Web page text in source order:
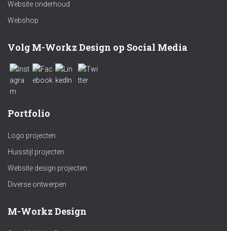
Website onderhoud
Webshop
Volg M-Workz Design op Social Media
Portfolio
Logo projecten
Huisstijl projecten
Website design projecten
Diverse ontwerpen
M-Workz Design